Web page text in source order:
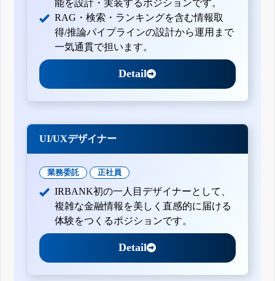
能を設計・実装するポジションです。
RAG・検索・ランキングを含む情報取
得/推論パイプラインの設計から運用まで
一気通貫で担います。
Detail
UI/UXデザイナー
業務委託 正社員
IRBANK初の一人目デザイナーとして、
複雑な金融情報を美しく直感的に届ける
体験をつくるポジションです。
Detail